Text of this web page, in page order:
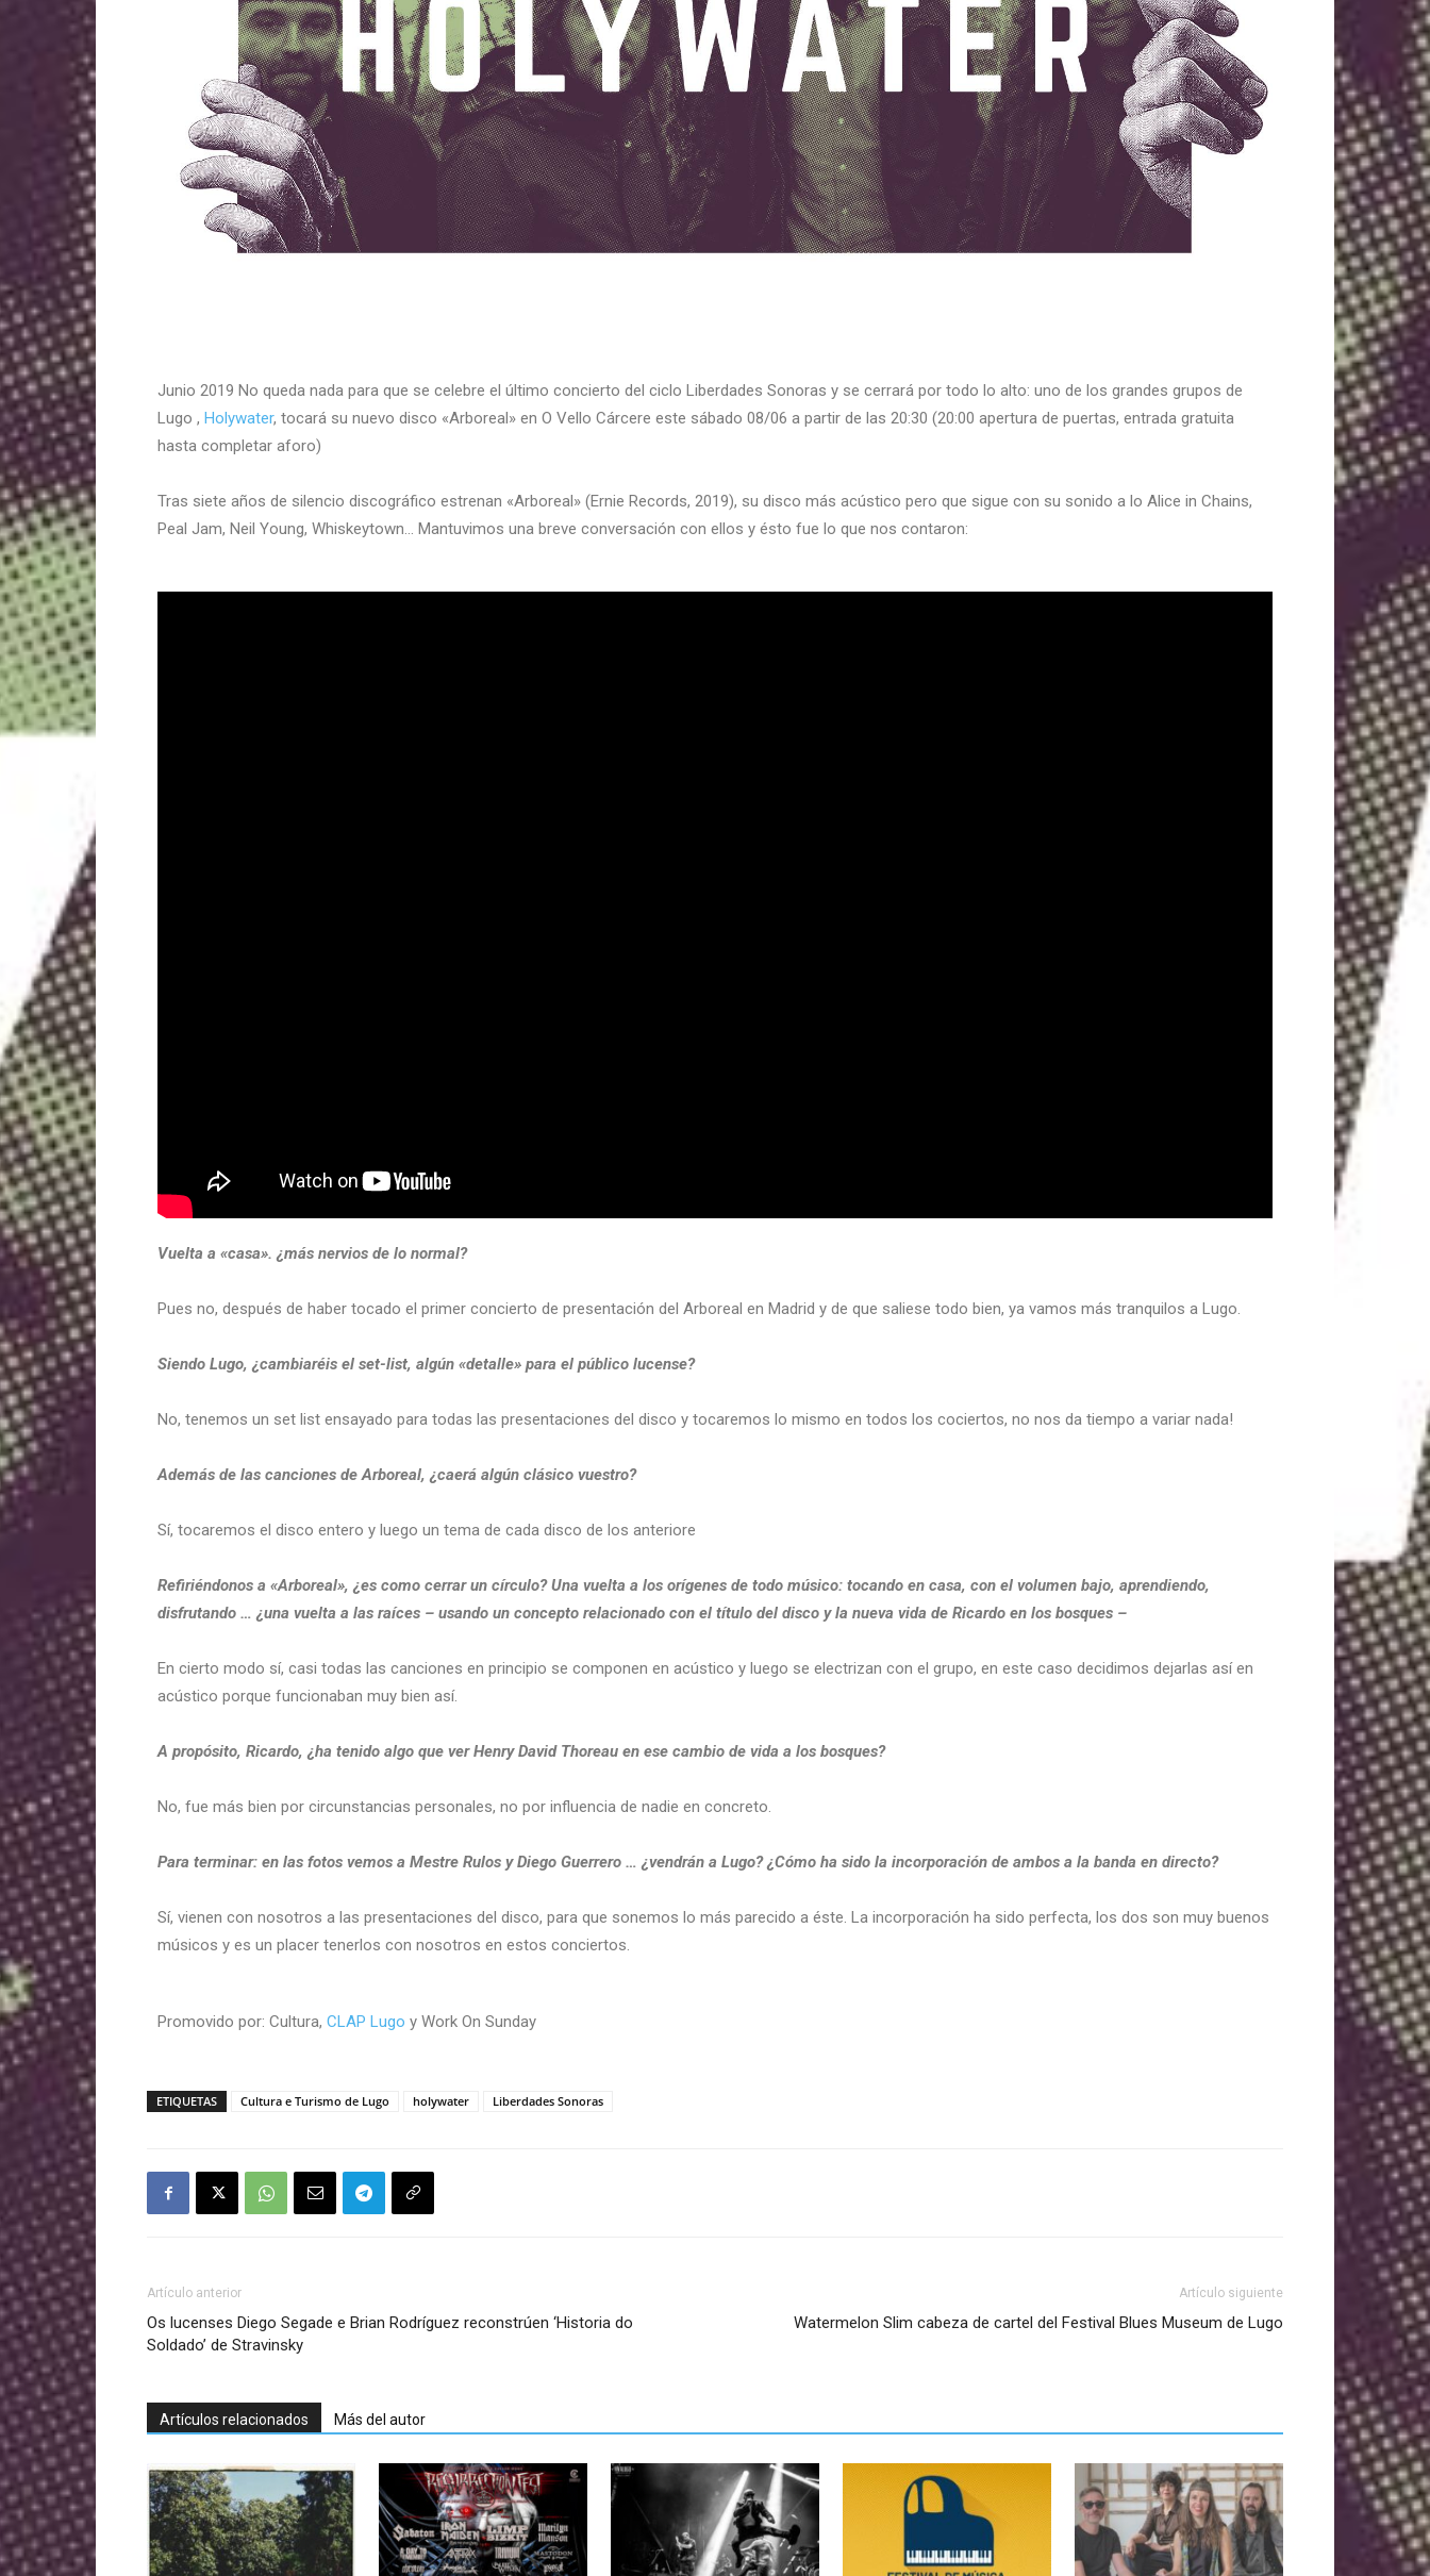
Junio 2019 No queda nada para que se celebre el último concierto del ciclo Liberdades Sonoras y se cerrará por todo lo alto: uno de los grandes grupos de
Lugo , Holywater, tocará su nuevo disco «Arboreal» en O Vello Cárcere este sábado 08/06 a partir de las 20:30 (20:00 apertura de puertas, entrada gratuita
hasta completar aforo)
Tras siete años de silencio discográfico estrenan «Arboreal» (Ernie Records, 2019), su disco más acústico pero que sigue con su sonido a lo Alice in Chains,
Peal Jam, Neil Young, Whiskeytown… Mantuvimos una breve conversación con ellos y ésto fue lo que nos contaron:
Vuelta a «casa». ¿más nervios de lo normal?
Pues no, después de haber tocado el primer concierto de presentación del Arboreal en Madrid y de que saliese todo bien, ya vamos más tranquilos a Lugo.
Siendo Lugo, ¿cambiaréis el set-list, algún «detalle» para el público lucense?
No, tenemos un set list ensayado para todas las presentaciones del disco y tocaremos lo mismo en todos los cociertos, no nos da tiempo a variar nada!
Además de las canciones de Arboreal, ¿caerá algún clásico vuestro?
Sí, tocaremos el disco entero y luego un tema de cada disco de los anteriore
Refiriéndonos a «Arboreal», ¿es como cerrar un círculo? Una vuelta a los orígenes de todo músico: tocando en casa, con el volumen bajo, aprendiendo,
disfrutando … ¿una vuelta a las raíces – usando un concepto relacionado con el título del disco y la nueva vida de Ricardo en los bosques –
En cierto modo sí, casi todas las canciones en principio se componen en acústico y luego se electrizan con el grupo, en este caso decidimos dejarlas así en
acústico porque funcionaban muy bien así.
A propósito, Ricardo, ¿ha tenido algo que ver Henry David Thoreau en ese cambio de vida a los bosques?
No, fue más bien por circunstancias personales, no por influencia de nadie en concreto.
Para terminar: en las fotos vemos a Mestre Rulos y Diego Guerrero … ¿vendrán a Lugo? ¿Cómo ha sido la incorporación de ambos a la banda en directo?
Sí, vienen con nosotros a las presentaciones del disco, para que sonemos lo más parecido a éste. La incorporación ha sido perfecta, los dos son muy buenos
músicos y es un placer tenerlos con nosotros en estos conciertos.
Promovido por: Cultura, CLAP Lugo y Work On Sunday
ETIQUETAS Cultura e Turismo de Lugo holywater Liberdades Sonoras
Artículo anterior
Os lucenses Diego Segade e Brian Rodríguez reconstrúen ‘Historia do
Soldado’ de Stravinsky
Artículo siguiente
Watermelon Slim cabeza de cartel del Festival Blues Museum de Lugo
Artículos relacionados Más del autor